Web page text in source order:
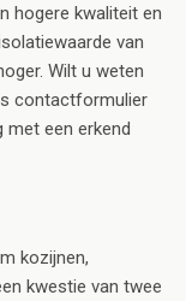
hogere kwaliteit en
van
Wilt u weten
contactformulier
met een erkend
kozijnen,
kwestie van twee